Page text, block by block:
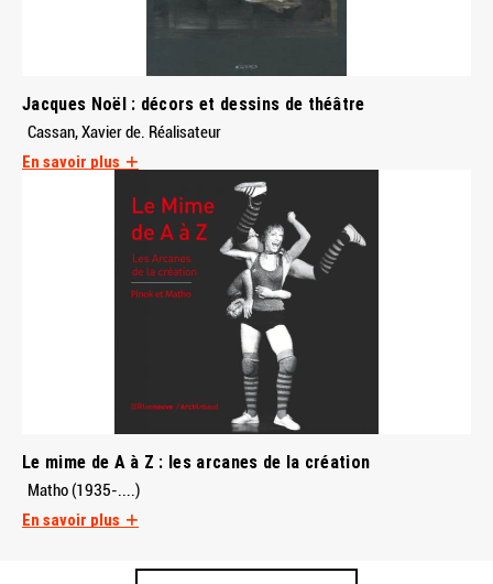
Jacques Noël : décors et dessins de théâtre
Cassan, Xavier de. Réalisateur
En savoir plus
Le mime de A à Z : les arcanes de la création
Matho (1935-....)
En savoir plus